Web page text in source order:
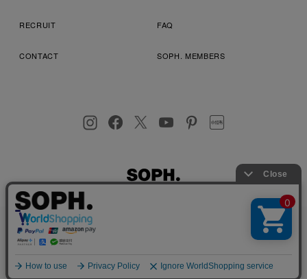
RECRUIT FAQ
CONTACT SOPH. MEMBERS
プライバシーポリシー
店舗受取サービス
お客様により良いサービスを提供するため、cookie(クッキー)を
使用することがございます。 詳しくは
プライバシーポリシーを
ご確認ください。
OK